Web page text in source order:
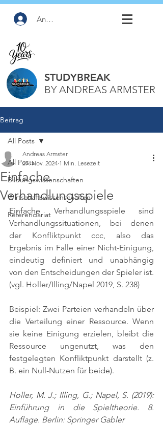
Anmelden
STUDYBREAK
BY ANDREAS ARMSTER
Beitrag
All Posts
Bildungswissenschaften
Wirtschaftswissenschaften
Referendariat
All Posts
Einfache
Verhandlungsspiele
Andreas Armster
27. Nov. 2024 1 Min. Lesezeit
Einfache Verhandlungsspiele sind
Verhandlungssituationen, bei denen
der Konfliktpunkt ccc, also das
Ergebnis im Falle einer Nicht-Einigung,
eindeutig definiert und unabhängig
(vgl. Holler/Illing/Napel 2019, S. 238)
Beispiel: Zwei Parteien verhandeln über
die Verteilung einer Ressource. Wenn
sie keine Einigung erzielen, bleibt die
Ressource ungenutzt, was den
festgelegten Konfliktpunkt darstellt (z.
B. ein Null-Nutzen für beide).
Holler, M. J.; Illing, G.; Napel, S. (2019):
Einführung in die Spieltheorie. 8.
Auflage. Berlin: Springer Gabler